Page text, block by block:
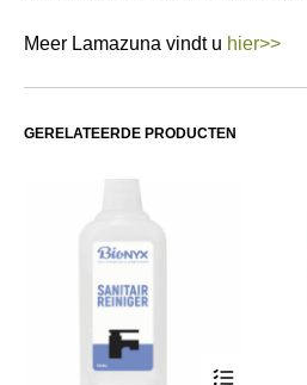
Meer Lamazuna vindt u hier>>
GERELATEERDE PRODUCTEN